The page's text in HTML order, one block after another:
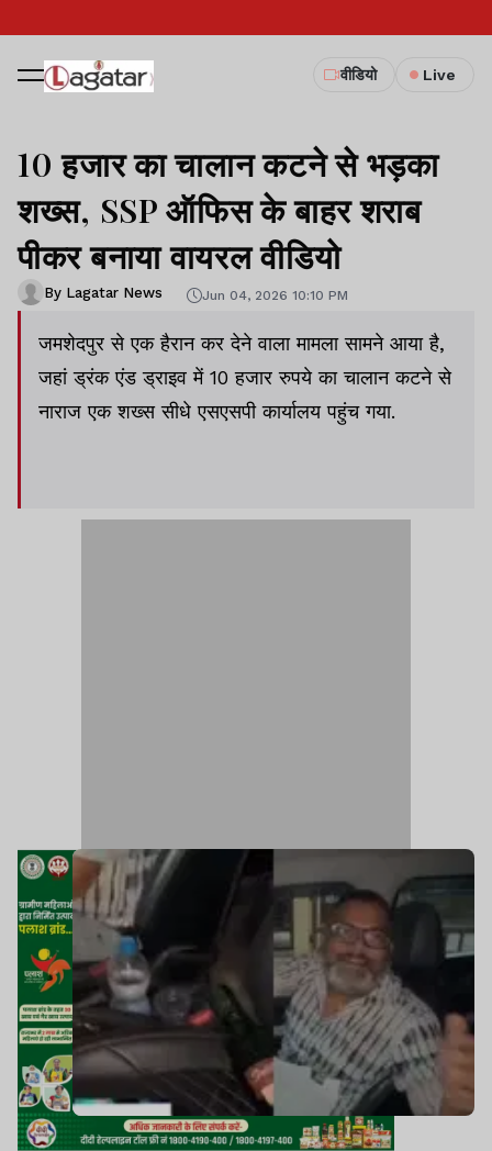
वीडियो Live
10 हजार का चालान कटने से भड़का
शख्स, SSP ऑफिस के बाहर शराब
पीकर बनाया वायरल वीडियो
By Lagatar News Jun 04, 2026 10:10 PM
जमशेदपुर से एक हैरान कर देने वाला मामला सामने आया है,
जहां ड्रंक एंड ड्राइव में 10 हजार रुपये का चालान कटने से
नाराज एक शख्स सीधे एसएसपी कार्यालय पहुंच गया.